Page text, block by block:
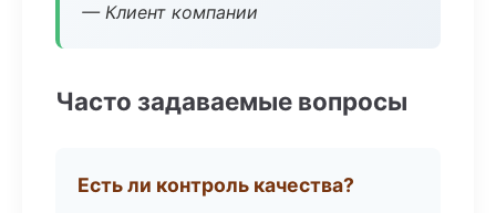
— Клиент компании
Часто задаваемые вопросы
Есть ли контроль качества?